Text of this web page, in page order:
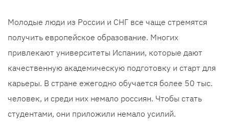
Молодые люди из России и СНГ все чаще стремятся
получить европейское образование. Многих
привлекают университеты Испании, которые дают
качественную академическую подготовку и старт для
карьеры. В стране ежегодно обучается более 50 тыс.
человек, и среди них немало россиян. Чтобы стать
студентами, они приложили немало усилий.